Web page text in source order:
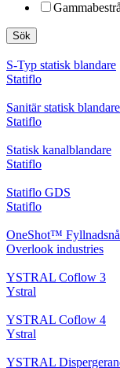
Sök
S-Typ statisk blandare
Statiflo
Sanitär statisk
Statiflo
Statisk kanalblandare
Statiflo
Statiflo GDS
Statiflo
OneShot™
Overlook industries
YSTRAL Coflow 3
Ystral
YSTRAL Coflow 4
Ystral
YSTRAL